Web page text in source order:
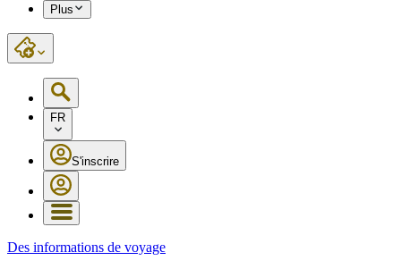
Plus
FR
S'inscrire
Des informations de voyage